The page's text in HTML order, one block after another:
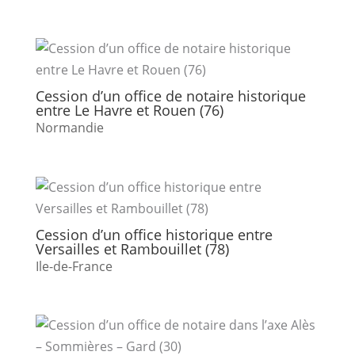
Cession d’un office de notaire historique
entre Le Havre et Rouen (76)
Normandie
Cession d’un office historique entre
Versailles et Rambouillet (78)
Ile-de-France